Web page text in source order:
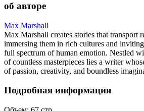
об авторе
Max Marshall
Max Marshall creates stories that transport
immersing them in rich cultures and
full spectrum of human emotion. Nestled
of countless masterpieces lies a writer
of passion, creativity, and boundless
Подробная информация